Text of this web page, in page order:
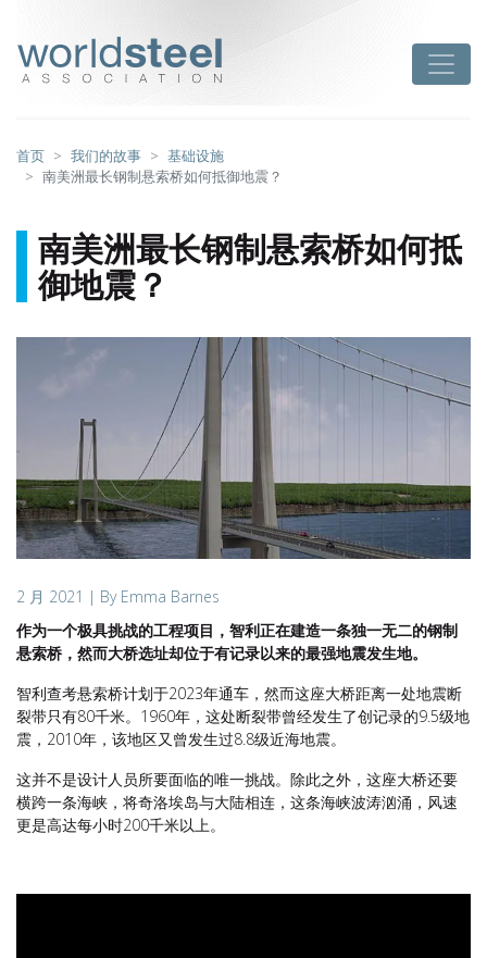
首页 我们的故事
基础设施
南美洲最长钢制悬索桥如何抵御地震？
南美洲最长钢制悬索桥如何抵
御地震？
2 月 2021 | By Emma Barnes
作为一个极具挑战的工程项目，智利正在建造一条独一无二的钢制
悬索桥，然而大桥选址却位于有记录以来的最强地震发生地。
智利查考悬索桥计划于2023年通车，然而这座大桥距离一处地震断
裂带只有80千米。1960年，这处断裂带曾经发生了创记录的9.5级地
震，2010年，该地区又曾发生过8.8级近海地震。
这并不是设计人员所要面临的唯一挑战。除此之外，这座大桥还要
横跨一条海峡，将奇洛埃岛与大陆相连，这条海峡波涛汹涌，风速
更是高达每小时200千米以上。